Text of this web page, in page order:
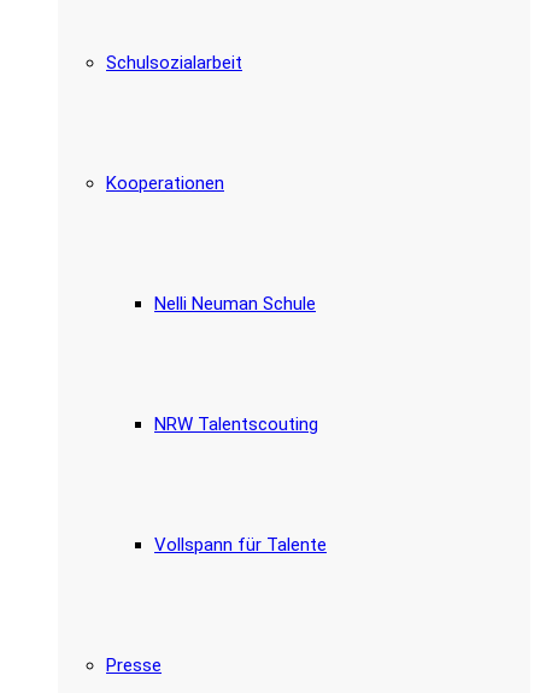
Schulsozialarbeit
Kooperationen
Nelli Neuman Schule
NRW Talentscouting
Vollspann für Talente
Presse